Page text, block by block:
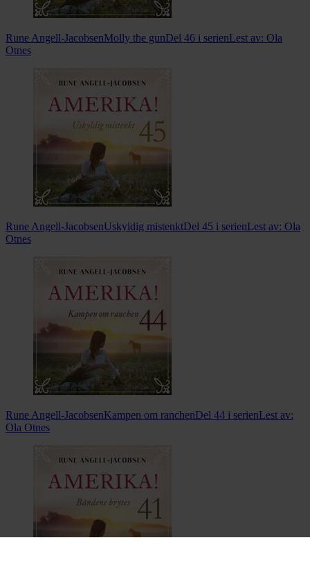
Rune Angell-JacobsenMolly the gunDel 46 i serienLest av: Ola
Otnes
Rune Angell-JacobsenUskyldig mistenktDel 45 i serienLest av: Ola
Otnes
Rune Angell-JacobsenKampen om ranchenDel 44 i serienLest av:
Ola Otnes